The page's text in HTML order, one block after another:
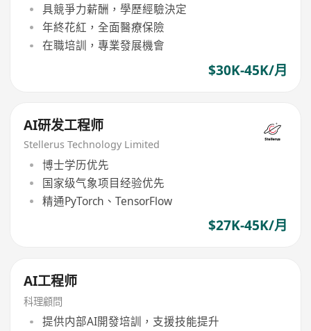
具競爭力薪酬，學歷經驗決定
年終花紅，全面醫療保險
在職培訓，專業發展機會
$30K-45K/月
AI研发工程师
Stellerus Technology Limited
博士学历优先
国家级气象项目经验优先
精通PyTorch、TensorFlow
$27K-45K/月
AI工程师
科理顧問
提供内部AI開發培訓，支援技能提升